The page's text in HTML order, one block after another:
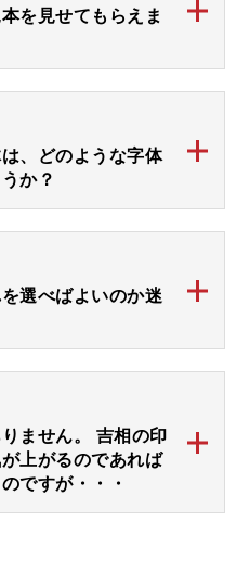
お任せいただき「完成見本確
りして3、4日後の発送が最速
ださいましたら、順番を早め
す。
を見せてもらえま
ンにてご確認いただき、ご了
します。
内にお送りいたしますが、届
場合は遅れることがございま
、どのような字体
か？
ょたい」という文字を基本
しておつくりする「印相体
します。
選べばよいのか迷
がりますよう文字入れ致しま
た３つの運気部分をさらに強
。
ません。 吉相の印
上がるのであれば
ですが・・・